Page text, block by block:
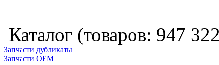
Каталог (товаров: 947
Запчасти дубликаты
Запчасти ОЕМ